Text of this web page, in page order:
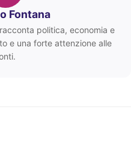
Fontana
politica, economia e
e una forte attenzione alle